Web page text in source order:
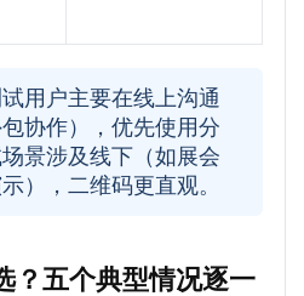
试用户主要在线上沟通
包协作），优先使用分
景涉及线下（如展会
），二维码更直观。
？五个典型情况逐一